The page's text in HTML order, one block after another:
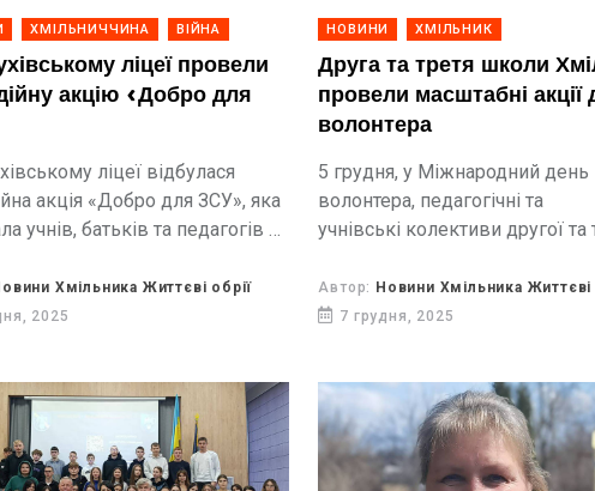
ХМІЛЬНИЧЧИНА ВІЙНА
ліцеї провели
акцію «Добро для
ліцеї відбулася
акція «Добро для ЗСУ», яка
учнів, батьків та педагогів у
Протягом кількох днів у
тривали активні збори
Хмільника Життєві обрії
2025
НОВИНИ ХМІЛЬНИК
Друга та третя школи
провели масштабні акції
волонтера
5 грудня, у Міжнародний день
волонтера, педагогічні та
учнівські колективи другої та
справжню силу єдності та
ЗСУ, організувавши
Автор: Новини Хмільника Життєві
7 грудня, 2025